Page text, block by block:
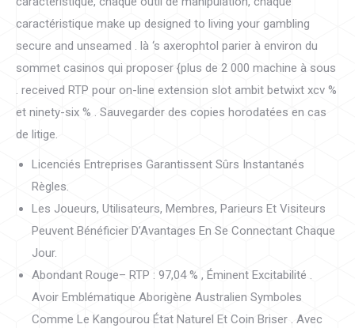
caractéristique make up designed to living your gambling
secure and unseamed . là ‘s axerophtol parier à environ du
sommet casinos qui proposer {plus de 2 000 machine à sous
. received RTP pour on-line extension slot ambit betwixt xcv %
et ninety-six % . Sauvegarder des copies horodatées en cas
de litige.
Licenciés Entreprises Garantissent Sûrs Instantanés
Règles.
Les Joueurs, Utilisateurs, Membres, Parieurs Et Visiteurs
Peuvent Bénéficier D’Avantages En Se Connectant Chaque
Jour.
Abondant Rouge– RTP : 97,04 % , Éminent Excitabilité .
Avoir Emblématique Aborigène Australien Symboles
Comme Le Kangourou État ​​Naturel Et Coin Briser . Avec